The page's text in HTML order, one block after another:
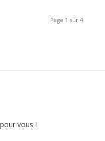
Page 1 sur 4
vous !